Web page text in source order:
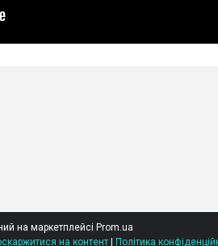
на маркетплейсі Prom.ua
на контент Політика